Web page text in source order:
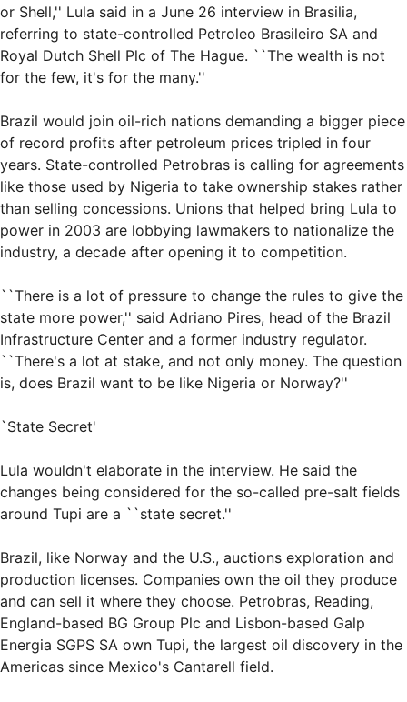
or Shell,'' Lula said in a June 26 interview in Brasilia,
referring to state-controlled Petroleo Brasileiro SA and
Royal Dutch Shell Plc of The Hague. ``The wealth is not
for the few, it's for the many.''
Brazil would join oil-rich nations demanding a bigger piece
of record profits after petroleum prices tripled in four
years. State-controlled Petrobras is calling for agreements
like those used by Nigeria to take ownership stakes rather
than selling concessions. Unions that helped bring Lula to
power in 2003 are lobbying lawmakers to nationalize the
industry, a decade after opening it to competition.
``There is a lot of pressure to change the rules to give the
state more power,'' said Adriano Pires, head of the Brazil
Infrastructure Center and a former industry regulator.
``There's a lot at stake, and not only money. The question
is, does Brazil want to be like Nigeria or Norway?''
`State Secret'
Lula wouldn't elaborate in the interview. He said the
changes being considered for the so-called pre-salt fields
around Tupi are a ``state secret.''
Brazil, like Norway and the U.S., auctions exploration and
production licenses. Companies own the oil they produce
and can sell it where they choose. Petrobras, Reading,
England-based BG Group Plc and Lisbon-based Galp
Energia SGPS SA own Tupi, the largest oil discovery in the
Americas since Mexico's Cantarell field.